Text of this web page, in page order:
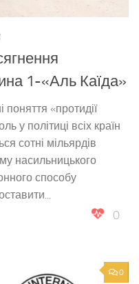
1-«Аль Каїда»
«протидії
у політиці всіх країн
сотні мільярдів
насильницького
способу
0
0